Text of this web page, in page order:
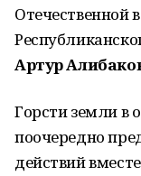
Отечественной
Артур
Горсти земли в
поочередно
действий